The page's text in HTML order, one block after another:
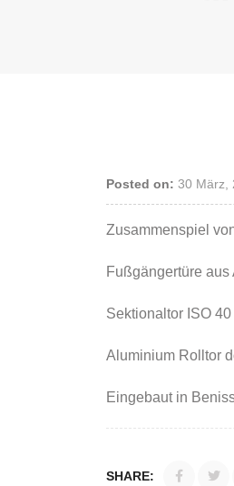
Posted on: 30 März,
Zusammenspiel
Fußgängertüre
Sektionaltor ISO
Aluminium Rolltor
Eingebaut in
SHARE: